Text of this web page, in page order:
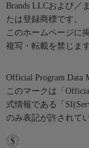
Brands LLCおよび／
たは登録商標です。
このホームページに
複写・転載を禁じます
Official Program Data
このマークは「
式情報である「
のみ表記が許されて